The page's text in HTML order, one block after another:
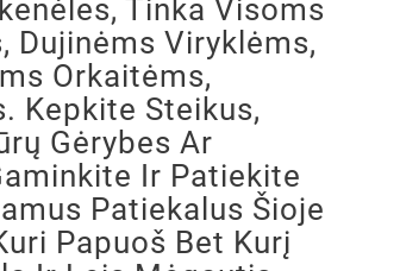
Tinka Visoms
Dujinėms Viryklėms,
Orkaitėms,
Kepkite Steikus,
Gėrybes Ar
Ir Patiekite
Patiekalus Šioje
Papuoš Bet Kurį